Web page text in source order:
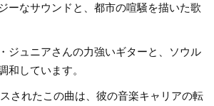
ーなサウンドと、都市の喧騒を描いた歌
ジュニアさんの力強いギターと、ソウル
和しています。
されたこの曲は、彼の音楽キャリアの転